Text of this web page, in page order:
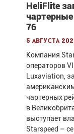
HeliFlite
чартерные
76
5 августа
Компания
операторов
Luxaviation,
чартерных
в
выступает
Starspeed –